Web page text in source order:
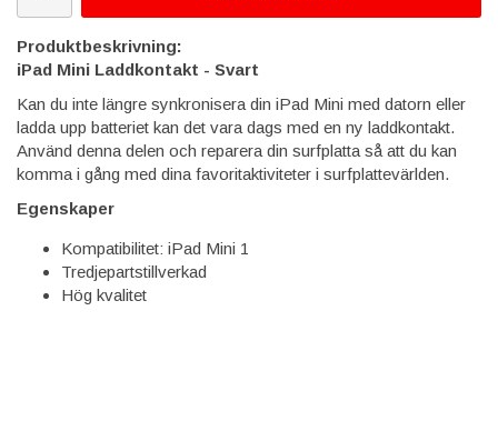
Produktbeskrivning:
iPad Mini Laddkontakt - Svart
Kan du inte längre synkronisera din iPad Mini med datorn eller
ladda upp batteriet kan det vara dags med en ny laddkontakt.
Använd denna delen och reparera din surfplatta så att du kan
komma i gång med dina favoritaktiviteter i surfplattevärlden.
Egenskaper
Kompatibilitet: iPad Mini 1
Tredjepartstillverkad
Hög kvalitet